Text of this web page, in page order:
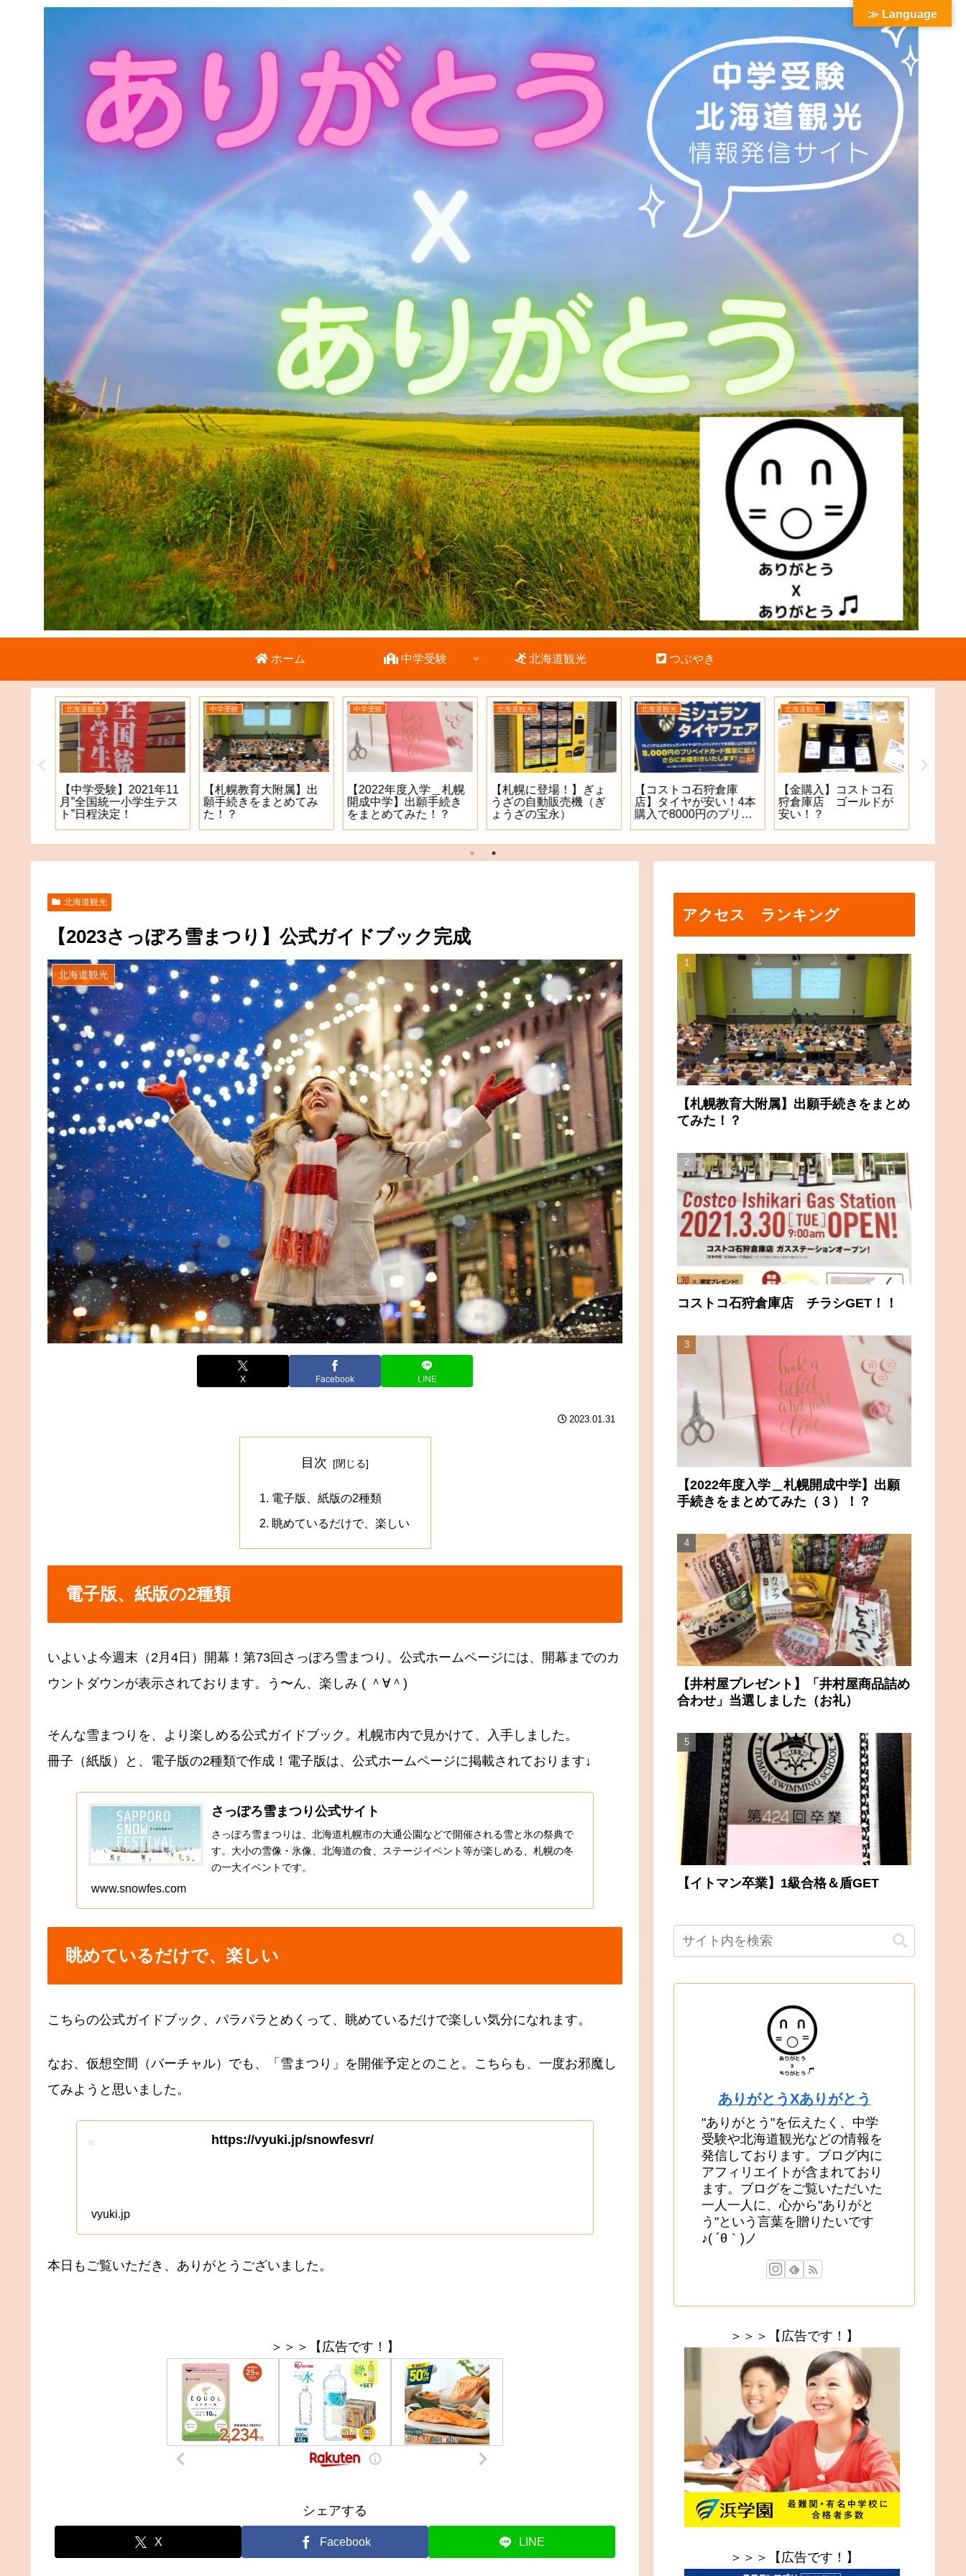
ホーム 中学受験 北海道観光 つぶやき
中学受験
【札幌教育大附属】出
願手続きをまとめてみ
た！？
中学受験
【2022年度入学＿札幌
開成中学】出願手続き
をまとめてみた！？
北海道観光
【札幌に登場！】ぎょ
うざの自動販売機（ぎ
ょうざの宝永）
北海道観光
【コストコ石狩倉庫
店】タイヤが安い！4本
購入で8000円のプリペ
北海道観光
【金購入】コストコ石
狩倉庫店 ゴールドが
安い！？
北海道観光
コストコ石狩倉庫店
チラシGET(2)!!
北海道観光
【2023さっぽろ雪まつり】公式ガイドブック完成
北海道観光
X Facebook LINE
2023.01.31
目次
電子版、紙版の2種類
眺めているだけで、楽しい
電子版、紙版の2種類
いよいよ今週末（2月4日）開幕！第73回さっぽろ雪まつり。公式ホームページには、開幕までのカ
ウントダウンが表示されております。う〜ん、楽しみ ( ＾∀＾)
そんな雪まつりを、より楽しめる公式ガイドブック。札幌市内で見かけて、入手しました。
冊子（紙版）と、電子版の2種類で作成！電子版は、公式ホームページに掲載されております↓
さっぽろ雪まつり公式サイト
さっぽろ雪まつりは、北海道札幌市の大通公園などで開催される雪と氷の祭典で
す。大小の雪像・氷像、北海道の食、ステージイベント等が楽しめる、札幌の冬
の一大イベントです。
www.snowfes.com
眺めているだけで、楽しい
こちらの公式ガイドブック、パラパラとめくって、眺めているだけで楽しい気分になれます。
なお、仮想空間（バーチャル）でも、「雪まつり」を開催予定とのこと。こちらも、一度お邪魔し
てみようと思いました。
https://vyuki.jp/snowfesvr/
vyuki.jp
本日もご覧いただき、ありがとうございました。
＞＞＞【広告です！】
シェアする
X Facebook LINE
アクセス ランキング
【札幌教育大附属】出願手続きをまとめ
てみた！？
コストコ石狩倉庫店 チラシGET！！
【2022年度入学＿札幌開成中学】出願
手続きをまとめてみた（３）！？
【井村屋プレゼント】「井村屋商品詰め
合わせ」当選しました（お礼）
【イトマン卒業】1級合格＆盾GET
ありがとうXありがとう
"ありがとう"を伝えたく、中学
受験や北海道観光などの情報を
発信しております。ブログ内に
アフィリエイトが含まれており
ます。ブログをご覧いただいた
一人一人に、心から"ありがと
う"という言葉を贈りたいです
♪( ´θ｀)ノ
＞＞＞【広告です！】
＞＞＞【広告です！】
≫ Language